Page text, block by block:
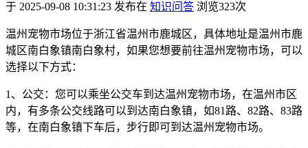
于 2025-09-08 10:31:23 发布在 知识问答 浏览323次
温州宠物市场位于浙江省温州市鹿城区，具体地址是温州市鹿
城区南白象镇南白象村，如果您想要前往温州宠物市场，可以
选择以下方式：
1、公交：您可以乘坐公交车到达温州宠物市场，在温州市区
内，有多条公交线路可以到达南白象镇，如81路、82路、83路
等，在南白象镇下车后，步行即可到达温州宠物市场。